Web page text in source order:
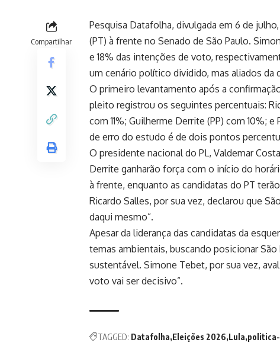
Compartilhar
Pesquisa Datafolha, divulgada em 6 de
(PT) à frente no Senado de São Paulo.
e 18% das intenções de voto,
um cenário político dividido, mas aliados
O primeiro levantamento após a
pleito registrou os seguintes percentuais:
com 11%; Guilherme Derrite (PP) com 10%;
de erro do estudo é de dois pontos
O presidente nacional do PL, Valdemar
Derrite ganharão força com o início do
à frente, enquanto as candidatas do PT
Ricardo Salles, por sua vez, declarou que
daqui mesmo”.
Apesar da liderança das candidatas da
temas ambientais, buscando posicionar
sustentável. Simone Tebet, por sua vez,
voto vai ser decisivo”.
TAGGED: Datafolha Eleições 2026 Lula